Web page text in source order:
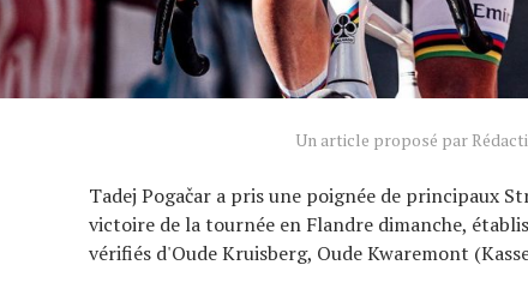
Un article proposé par
Tadej Pogačar a pris une poignée de principaux
victoire de la tournée en Flandre dimanche,
vérifiés d'Oude Kruisberg, Oude Kwaremont